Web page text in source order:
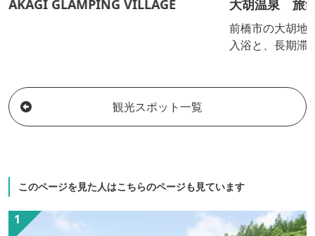
AKAGI GLAMPING VILLAGE 大胡温泉 旅
前橋市の大胡地
入浴と、長期滞
観光スポット一覧
このページを見た人はこちらのページも見ています